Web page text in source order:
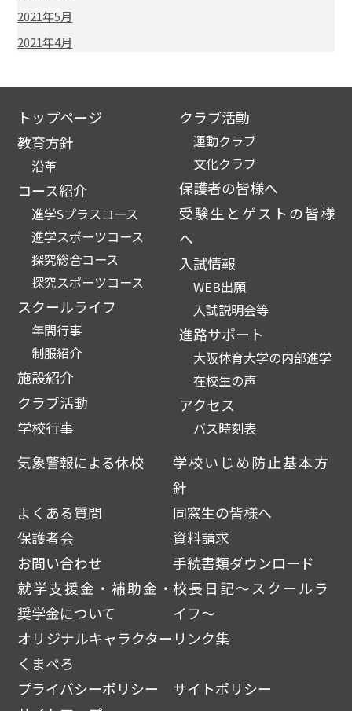
2021年5月
2021年4月
トップページ
教育方針
沿革
コース紹介
進学Sプラスコース
進学スポーツコース
探究総合コース
探究スポーツコース
スクールライフ
年間行事
制服紹介
施設紹介
クラブ活動
学校行事
クラブ活動
運動クラブ
文化クラブ
保護者の皆様へ
受験生とゲストの皆様
へ
入試情報
WEB出願
入試説明会等
進路サポート
大阪体育大学の内部進学
在校生の声
アクセス
バス時刻表
気象警報による休校
学校いじめ防止基本方
針
よくある質問
同窓生の皆様へ
保護者会
資料請求
お問い合わせ
手続書類ダウンロード
就学支援金・補助金・
奨学金について
校長日記～スクールラ
イフ～
オリジナルキャラクター
くまぺろ
リンク集
プライバシーポリシー
サイトポリシー